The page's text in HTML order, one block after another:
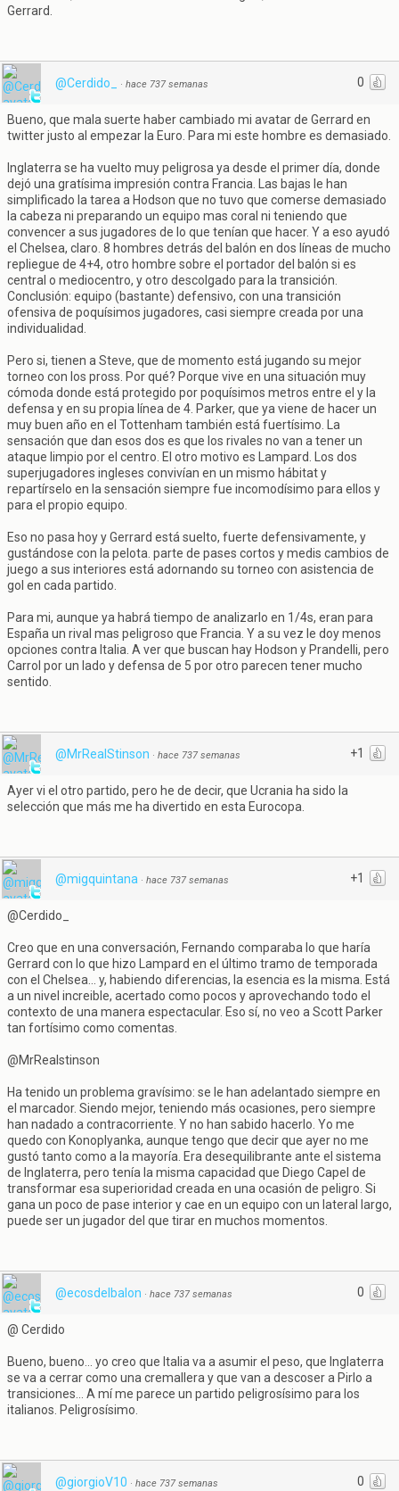
Gerrard.
0
@Cerdido_ · hace 737 semanas
Bueno, que mala suerte haber cambiado mi avatar de Gerrard en
twitter justo al empezar la Euro. Para mi este hombre es demasiado.
Inglaterra se ha vuelto muy peligrosa ya desde el primer día, donde
dejó una gratísima impresión contra Francia. Las bajas le han
simplificado la tarea a Hodson que no tuvo que comerse demasiado
la cabeza ni preparando un equipo mas coral ni teniendo que
convencer a sus jugadores de lo que tenían que hacer. Y a eso ayudó
el Chelsea, claro. 8 hombres detrás del balón en dos líneas de mucho
repliegue de 4+4, otro hombre sobre el portador del balón si es
central o mediocentro, y otro descolgado para la transición.
Conclusión: equipo (bastante) defensivo, con una transición
ofensiva de poquísimos jugadores, casi siempre creada por una
individualidad.
Pero si, tienen a Steve, que de momento está jugando su mejor
torneo con los pross. Por qué? Porque vive en una situación muy
cómoda donde está protegido por poquísimos metros entre el y la
defensa y en su propia línea de 4. Parker, que ya viene de hacer un
muy buen año en el Tottenham también está fuertísimo. La
sensación que dan esos dos es que los rivales no van a tener un
ataque limpio por el centro. El otro motivo es Lampard. Los dos
superjugadores ingleses convivían en un mismo hábitat y
repartírselo en la sensación siempre fue incomodísimo para ellos y
para el propio equipo.
Eso no pasa hoy y Gerrard está suelto, fuerte defensivamente, y
gustándose con la pelota. parte de pases cortos y medis cambios de
juego a sus interiores está adornando su torneo con asistencia de
gol en cada partido.
Para mi, aunque ya habrá tiempo de analizarlo en 1/4s, eran para
España un rival mas peligroso que Francia. Y a su vez le doy menos
opciones contra Italia. A ver que buscan hay Hodson y Prandelli, pero
Carrol por un lado y defensa de 5 por otro parecen tener mucho
sentido.
+1
@MrRealStinson · hace 737 semanas
Ayer vi el otro partido, pero he de decir, que Ucrania ha sido la
selección que más me ha divertido en esta Eurocopa.
+1
@migquintana · hace 737 semanas
@Cerdido_
Creo que en una conversación, Fernando comparaba lo que haría
Gerrard con lo que hizo Lampard en el último tramo de temporada
con el Chelsea... y, habiendo diferencias, la esencia es la misma. Está
a un nivel increible, acertado como pocos y aprovechando todo el
contexto de una manera espectacular. Eso sí, no veo a Scott Parker
tan fortísimo como comentas.
@MrRealstinson
Ha tenido un problema gravísimo: se le han adelantado siempre en
el marcador. Siendo mejor, teniendo más ocasiones, pero siempre
han nadado a contracorriente. Y no han sabido hacerlo. Yo me
quedo con Konoplyanka, aunque tengo que decir que ayer no me
gustó tanto como a la mayoría. Era desequilibrante ante el sistema
de Inglaterra, pero tenía la misma capacidad que Diego Capel de
transformar esa superioridad creada en una ocasión de peligro. Si
gana un poco de pase interior y cae en un equipo con un lateral largo,
puede ser un jugador del que tirar en muchos momentos.
0
@ecosdelbalon · hace 737 semanas
@ Cerdido
Bueno, bueno... yo creo que Italia va a asumir el peso, que Inglaterra
se va a cerrar como una cremallera y que van a descoser a Pirlo a
transiciones... A mí me parece un partido peligrosísimo para los
italianos. Peligrosísimo.
0
@giorgioV10 · hace 737 semanas